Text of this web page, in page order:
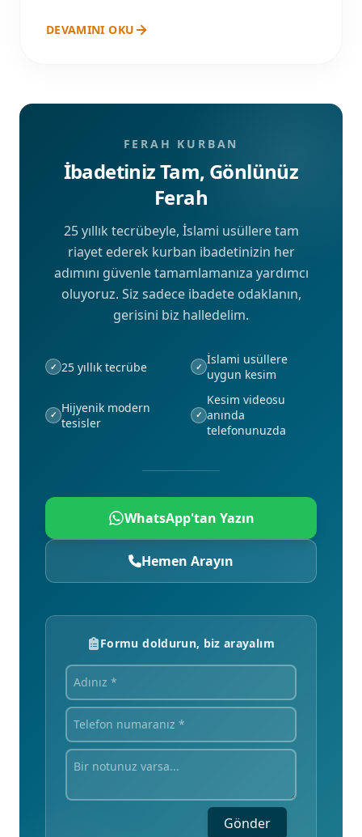
DEVAMINI OKU
FERAH KURBAN
İbadetiniz Tam, Gönlünüz
Ferah
25 yıllık tecrübeyle, İslami usüllere tam
riayet ederek kurban ibadetinizin her
adımını güvenle tamamlamanıza yardımcı
oluyoruz. Siz sadece ibadete odaklanın,
gerisini biz halledelim.
✓ 25 yıllık tecrübe ✓ İslami usüllere
uygun kesim
✓ Hijyenik modern
tesisler
✓
Kesim videosu
anında
telefonunuzda
WhatsApp'tan Yazın
Hemen Arayın
Formu doldurun, biz arayalım
Gönder